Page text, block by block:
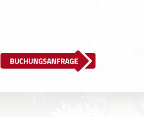
Buchungsanfrage